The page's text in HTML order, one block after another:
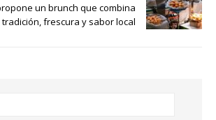
un brunch que combina
tradición, frescura y sabor local